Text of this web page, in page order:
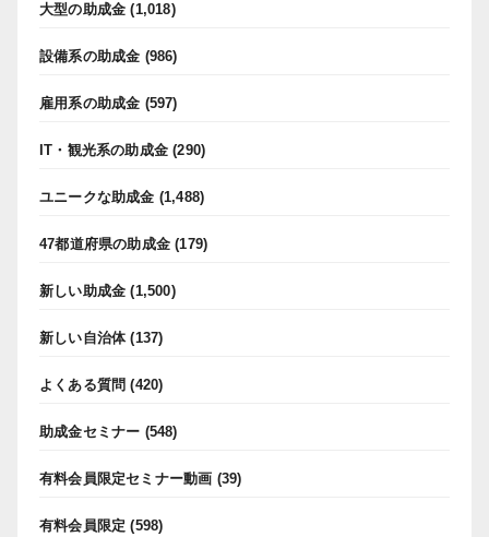
大型の助成金 (1,018)
設備系の助成金 (986)
雇用系の助成金 (597)
IT・観光系の助成金 (290)
ユニークな助成金 (1,488)
47都道府県の助成金 (179)
新しい助成金 (1,500)
新しい自治体(137)
よくある質問 (420)
助成金セミナー (548)
有料会員限定セミナー動画 (39)
有料会員限定 (598)